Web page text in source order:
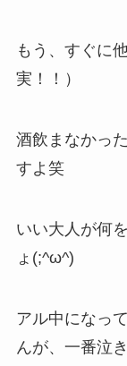
もう、すぐに
実！！）
酒飲まなかっ
すよ笑
いい大人が何
ょ(;^ω^)
アル中になっ
んが、一番泣